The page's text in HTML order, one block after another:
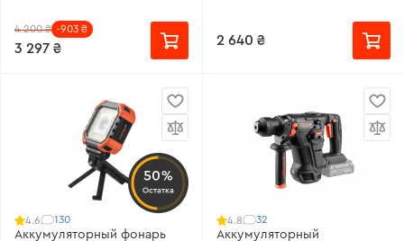
4 200 ₴ -903 ₴
3 297 ₴
2 640 ₴
50%
Остатка
4.6 130
Аккумуляторный фонарь
4.8 32
Аккумуляторный